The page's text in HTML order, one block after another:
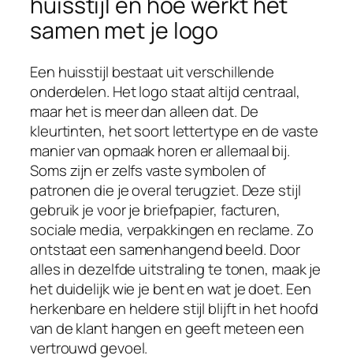
samen met je logo
Een huisstijl bestaat uit verschillende
onderdelen. Het logo staat altijd centraal,
maar het is meer dan alleen dat. De
kleurtinten, het soort lettertype en de vaste
manier van opmaak horen er allemaal bij.
Soms zijn er zelfs vaste symbolen of
patronen die je overal terugziet. Deze stijl
gebruik je voor je briefpapier, facturen,
sociale media, verpakkingen en reclame. Zo
ontstaat een samenhangend beeld. Door
alles in dezelfde uitstraling te tonen, maak je
het duidelijk wie je bent en wat je doet. Een
herkenbare en heldere stijl blijft in het hoofd
van de klant hangen en geeft meteen een
vertrouwd gevoel.